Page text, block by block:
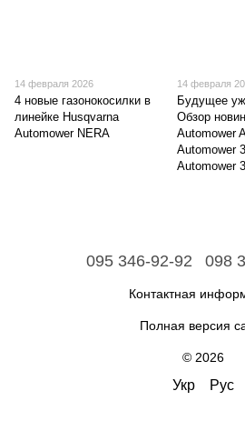
14 февраля 2026
4 новые газонокосилки в
линейке Husqvarna
Automower NERA
14 февраля
Будущее
Обзор
Automower
Automower
Automower
095 346-92-92 098
Контактная
Полная версия
© 2026
Укр Рус